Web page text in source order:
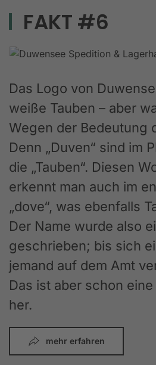
FAKT #6
Das Logo von
weiße Tauben – aber
Wegen der Bedeutung
Denn „Duven“ sind im
die „Tauben“. Diesen
erkennt man auch im
„dove“, was ebenfalls
Der Name wurde also
geschrieben; bis sich
jemand auf dem Amt
Das ist aber schon
her.
mehr erfahren